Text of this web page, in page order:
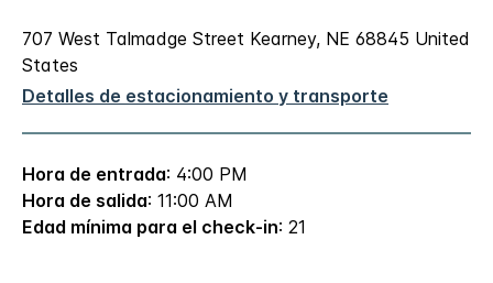
707 West Talmadge Street Kearney, NE 68845 United
States
Detalles de estacionamiento y transporte
Hora de entrada: 4:00 PM
Hora de salida: 11:00 AM
Edad mínima para el check-in: 21